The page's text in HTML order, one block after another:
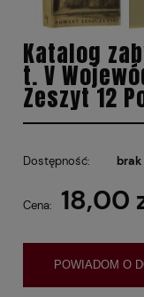
Katalog
t. V
Zeszyt 12
Dostępność: brak
Cena: 18,00
POWIADOM O